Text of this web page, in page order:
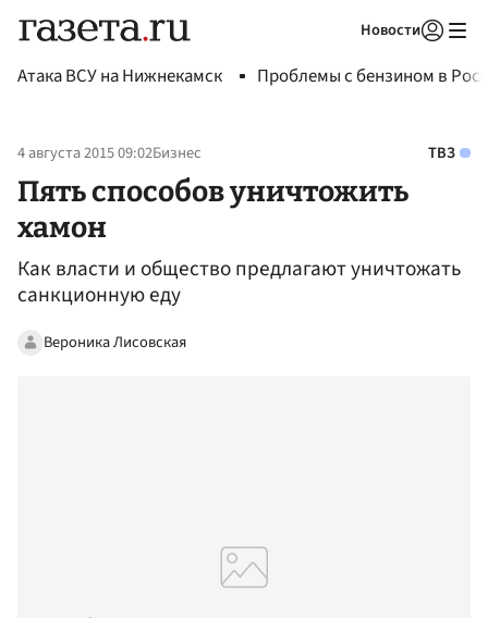
Новости
Атака ВСУ на Нижнекамск Проблемы с бензином в
4 августа 2015 09:02Бизнес ТВЗ
Пять способов уничтожить
хамон
Как власти и общество предлагают уничтожать
санкционную еду
Вероника Лисовская